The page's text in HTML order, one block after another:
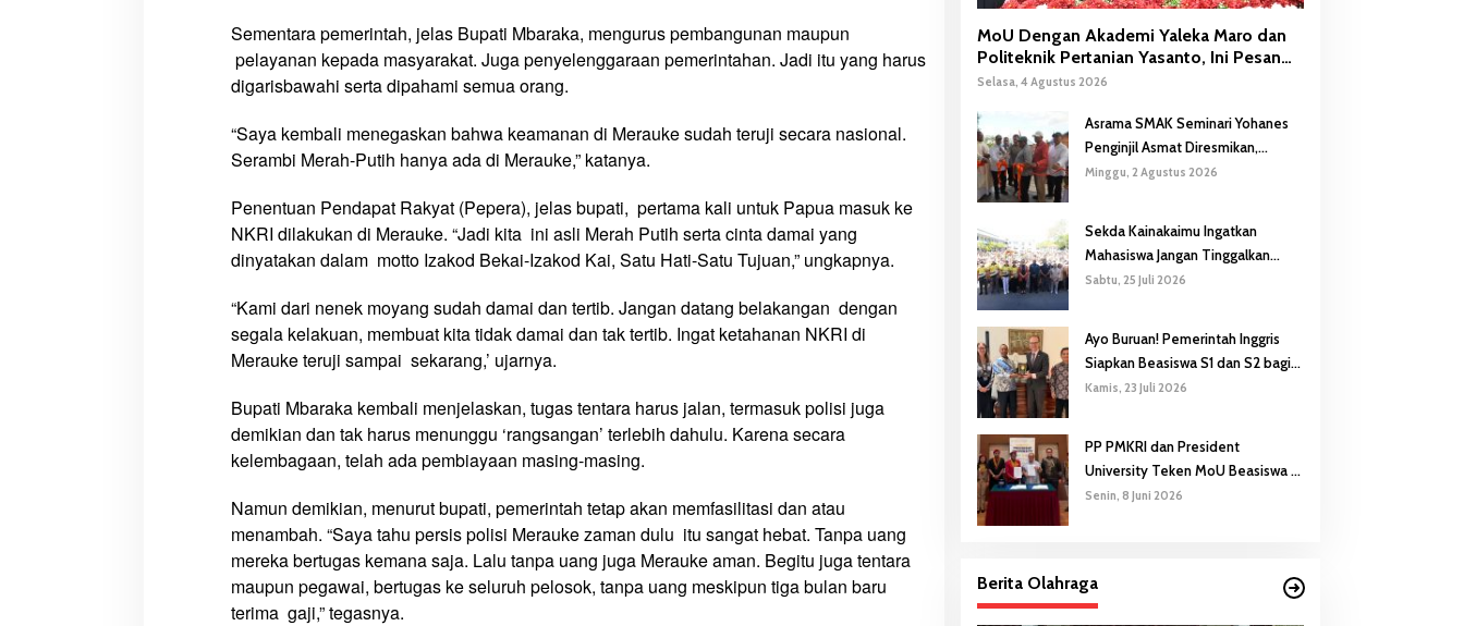
I
t
u
u
k
n
T
m
u
T
a
k
e
r
l
u
D
Sementara pemerintah, jelas Bupati Mbaraka, mengurus pembangunan maupun
pelayanan kepada masyarakat. Juga penyelenggaraan pemerintahan. Jadi itu yang harus
digarisbawahi serta dipahami semua orang.
“Saya kembali menegaskan bahwa keamanan di Merauke sudah teruji secara nasional.
Serambi Merah-Putih hanya ada di Merauke,” katanya.
Penentuan Pendapat Rakyat (Pepera), jelas bupati, pertama kali untuk Papua masuk ke
NKRI dilakukan di Merauke. “Jadi kita ini asli Merah Putih serta cinta damai yang
dinyatakan dalam motto Izakod Bekai-Izakod Kai, Satu Hati-Satu Tujuan,” ungkapnya.
“Kami dari nenek moyang sudah damai dan tertib. Jangan datang belakangan dengan
segala kelakuan, membuat kita tidak damai dan tak tertib. Ingat ketahanan NKRI di
Merauke teruji sampai sekarang,’ ujarnya.
Bupati Mbaraka kembali menjelaskan, tugas tentara harus jalan, termasuk polisi juga
demikian dan tak harus menunggu ‘rangsangan’ terlebih dahulu. Karena secara
kelembagaan, telah ada pembiayaan masing-masing.
Namun demikian, menurut bupati, pemerintah tetap akan memfasilitasi dan atau
menambah. “Saya tahu persis polisi Merauke zaman dulu itu sangat hebat. Tanpa uang
mereka bertugas kemana saja. Lalu tanpa uang juga Merauke aman. Begitu juga tentara
maupun pegawai, bertugas ke seluruh pelosok, tanpa uang meskipun tiga bulan baru
terima gaji,” tegasnya.
MoU Dengan Akademi Yaleka Maro dan
Politeknik Pertanian Yasanto, Ini Pesan
Gubernur Safanpo
Selasa, 4 Agustus 2026
Asrama SMAK Seminari Yohanes
Penginjil Asmat Diresmikan,
Gubernur Safanpo: Pentingnya
Minggu, 2 Agustus 2026
Sekda Kainakaimu Ingatkan
Mahasiswa Jangan Tinggalkan
‘Noda-Madu’ di Lokasi KKN
Sabtu, 25 Juli 2026
Ayo Buruan! Pemerintah Inggris
Siapkan Beasiswa S1 dan S2 bagi
Putra/Putri Papua Selatan
Kamis, 23 Juli 2026
PP PMKRI dan President
University Teken MoU Beasiswa S1
hingga S3
Senin, 8 Juni 2026
Berita Olahraga